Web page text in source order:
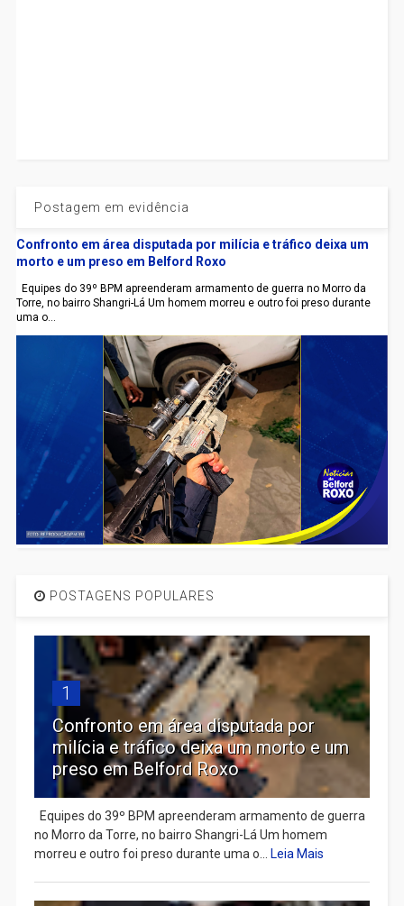
Postagem em evidência
Confronto em área disputada por milícia e tráfico deixa um
morto e um preso em Belford Roxo
Equipes do 39º BPM apreenderam armamento de guerra no Morro da
Torre, no bairro Shangri-Lá Um homem morreu e outro foi preso durante
uma o...
POSTAGENS POPULARES
1
Confronto em área disputada por
milícia e tráfico deixa um morto e um
preso em Belford Roxo
Equipes do 39º BPM apreenderam armamento de guerra
no Morro da Torre, no bairro Shangri-Lá Um homem
morreu e outro foi preso durante uma o...
Leia Mais